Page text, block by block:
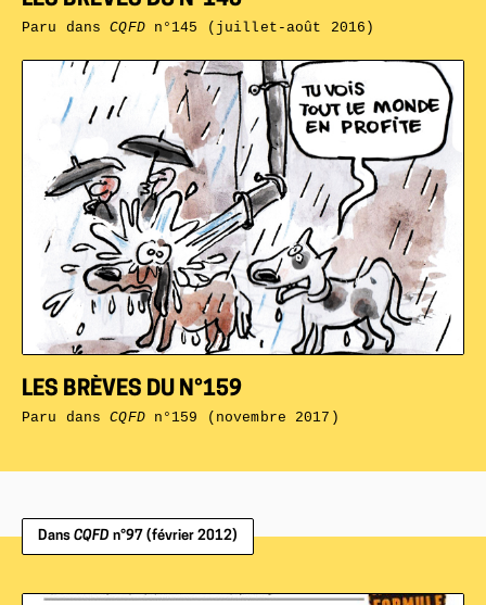
LES BRÈVES DU N°159
Paru dansCQFDn°159 (novembre 2017)
Paru dansCQFDn°145 (juillet-août 2016)
Dans CQFD n°97 (février 2012)